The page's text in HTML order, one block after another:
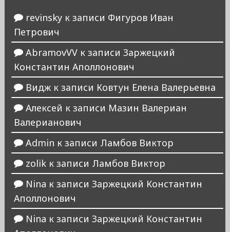
revinskyк записи Фигуров Иван
Петрович
AbramovVVк записи Заржецкий
Константин Аполлонович
Виджк записи Ковтун Елена Валерьевна
Алексей к записи Мазин Валериан
Валерианович
Admin к записи Ламбов Виктор
zolikк записи Ламбов Виктор
Nina к записи Заржецкий Константин
Аполлонович
Nina к записи Заржецкий Константин